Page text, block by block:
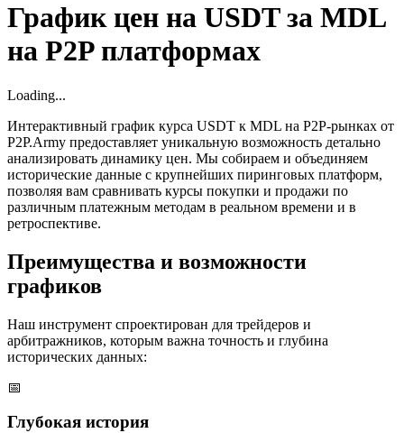
График цен на USDT за MDL
на P2P платформах
Loading...
Интерактивный график курса USDT к MDL на P2P-рынках от
P2P.Army предоставляет уникальную возможность детально
анализировать динамику цен. Мы собираем и объединяем
исторические данные с крупнейших пиринговых платформ,
позволяя вам сравнивать курсы покупки и продажи по
различным платежным методам в реальном времени и в
ретроспективе.
Преимущества и возможности
графиков
Наш инструмент спроектирован для трейдеров и
арбитражников, которым важна точность и глубина
исторических данных:
📅
Глубокая история